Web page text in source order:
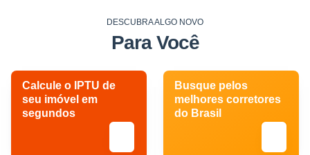
DESCUBRA ALGO NOVO
Para Você
Calcule o IPTU de
seu imóvel em
segundos
Busque pelos
melhores corretores
do Brasil